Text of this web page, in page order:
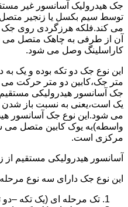
جک هیدرولیک آسانسور غیر
توسط سیم بکسل یا زنجیر متصل
می کند.فلکه هرزگردی روی
آن از طرفی به چاهک متصل می
کاراسلینگ وصل می شود.
این نوع جک دو تکه بوده و یک
متر جک،کابین دو متر حرکت می
جک آسانسور هیدرولیکی
یک است،یعنی به نسبت باز شدن
می شود.این نوع جک آسانسور
واسطه)به یوک کابین متصل می
مرکزی است.
آسانسور هیدرولیکی مستقیم از
این نوع جک دارای سه نوع
تک مرحله ای (یک تکه –دو